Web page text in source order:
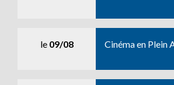
le 09/08 Cinéma en Plein